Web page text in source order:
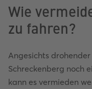
Wie
zu fahren?
Angesichts
Schreckenberg noch
kann es vermieden